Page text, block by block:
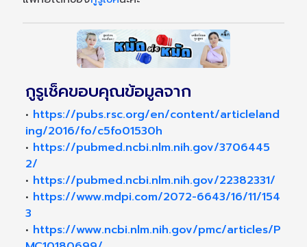
กูรูเช็คขอบคุณข้อมูลจาก
• https://pubs.rsc.org/en/content/articleland
ing/2016/fo/c5fo01530h
• https://pubmed.ncbi.nlm.nih.gov/3706445
2/
• https://pubmed.ncbi.nlm.nih.gov/22382331/
• https://www.mdpi.com/2072-6643/16/11/154
3
• https://www.ncbi.nlm.nih.gov/pmc/articles/P